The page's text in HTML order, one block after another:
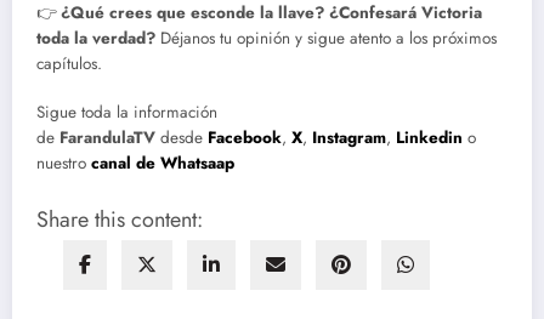
👉¿Qué crees que esconde la llave? ¿Confesará Victoria
toda la verdad? Déjanos tu opinión y sigue atento a los próximos
capítulos.
Sigue toda la información
de FarandulaTV desde Facebook, X, Instagram, Linkedin o
nuestro canal de Whatsaap
Share this content: